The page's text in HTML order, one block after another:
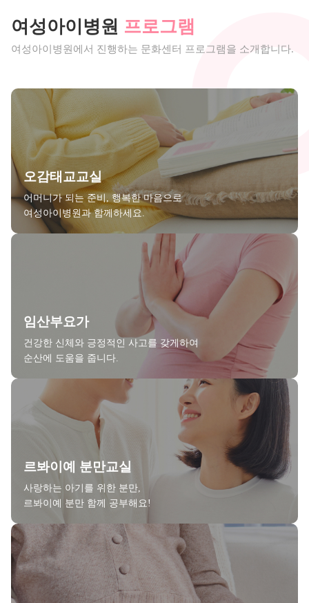
여성아이병원 프로그램
여성아이병원에서 진행하는 문화센터 프로그램을 소개합니다.
오감태교교실
어머니가 되는 준비, 행복한 마음으로
여성아이병원과 함께하세요.
임산부요가
건강한 신체와 긍정적인 사고를 갖게하여
순산에 도움을 줍니다.
르봐이예 분만교실
사랑하는 아기를 위한 분만,
르봐이예 분만 함께 공부해요!